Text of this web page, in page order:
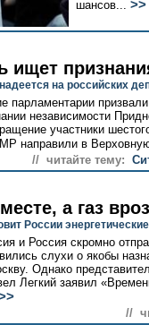
шансов... >>
ищет
на российских
парламентарии
независимости
участники
направили в
// читайте тему:
а газ
России
и Россия скромно
слухи о якобы
Однако
Легкий заявил
//